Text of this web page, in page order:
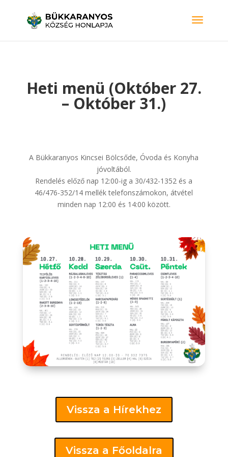
Heti menü (Október 27.
– Október 31.)
A Bükkaranyos Kincsei Bölcsőde, Óvoda és Konyha
jóvoltából.
Rendelés előző nap 12:00-ig a 30/432-1352 és a
46/476-352/14 mellék telefonszámokon, átvétel
minden nap 12:00 és 14:00 között.
Vissza a Hírekhez
Vissza a Főoldalra